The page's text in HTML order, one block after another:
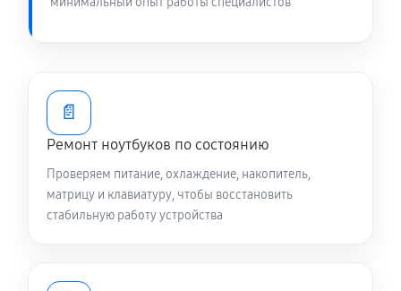
2340 руб 80 минут
Замена видеокарты ноутбука Asus B5
B5302CEAKG0481W
1440 руб 60 минут
Чистка от пыли ноутбука Asus B5
📄
Ремонт ноутбуков по состоянию
Проверяем питание, охлаждение, накопитель,
матрицу и клавиатуру, чтобы восстановить
стабильную работу устройства